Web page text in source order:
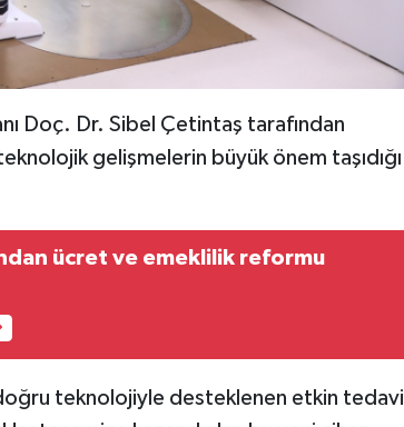
Doç. Dr. Sibel Çetintaş tarafından
gelişmelerin büyük önem taşıdığı
ücret ve emeklilik reformu
teknolojiyle desteklenen etkin tedavi